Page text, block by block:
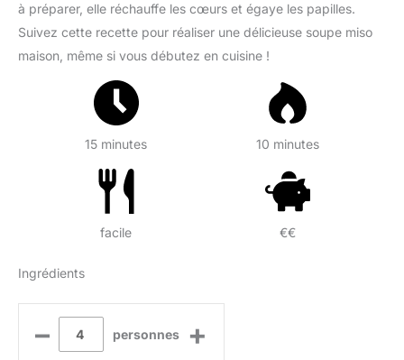
à préparer, elle réchauffe les cœurs et égaye les papilles.
Suivez cette recette pour réaliser une délicieuse soupe miso
maison, même si vous débutez en cuisine !
15 minutes 10 minutes
facile €€
Ingrédients
– personnes +